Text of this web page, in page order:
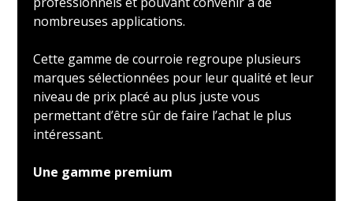
nombreuses applications.
Cette gamme de courroie regroupe plusieurs
marques sélectionnées pour leur qualité et leur
niveau de prix placé au plus juste vous
permettant d’être sûr de faire l’achat le plus
intéressant.
Une gamme premium